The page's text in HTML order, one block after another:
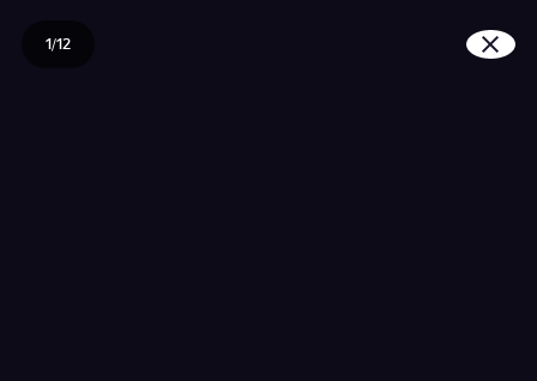
1/12
Hoe wordt je stem